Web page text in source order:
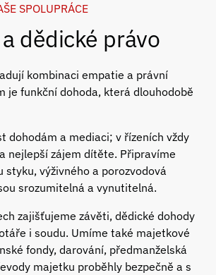
SPOLUPRÁCE
dědické právo
kombinaci empatie a právní
je funkční dohoda, která dlouhodobě
dohodám a mediaci; v řízeních vždy
nejlepší zájem dítěte. Připravíme
styku, výživného a porozvodová
srozumitelná a vynutitelná.
zajišťujeme závěti, dědické dohody
i soudu. Umíme také majetkové
fondy, darování, předmanželská
majetku proběhly bezpečně a s